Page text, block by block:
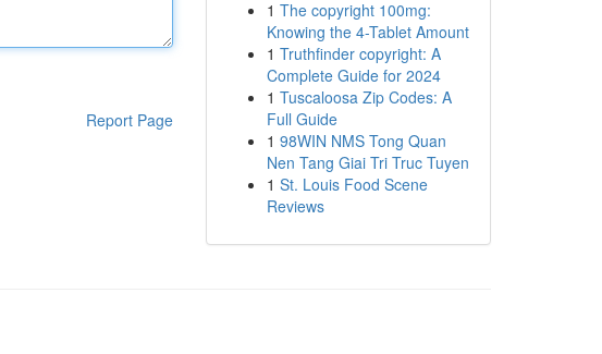
Report Page
1 The copyright 100mg:
Knowing the 4-Tablet Amount
1 Truthfinder copyright: A
Complete Guide for 2024
1 Tuscaloosa Zip Codes: A
Full Guide
1 98WIN NMS Tong Quan
Nen Tang Giai Tri Truc Tuyen
1 St. Louis Food Scene
Reviews